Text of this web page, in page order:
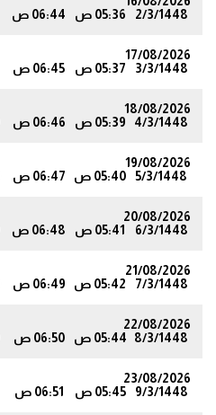
2/3/1448
05:36 ص 06:44 ص
17/08/2026
3/3/1448
05:37 ص 06:45 ص
18/08/2026
4/3/1448
05:39 ص 06:46 ص
19/08/2026
5/3/1448
05:40 ص 06:47 ص
20/08/2026
6/3/1448
05:41 ص 06:48 ص
21/08/2026
7/3/1448
05:42 ص 06:49 ص
22/08/2026
8/3/1448
05:44 ص 06:50 ص
23/08/2026
9/3/1448
05:45 ص 06:51 ص